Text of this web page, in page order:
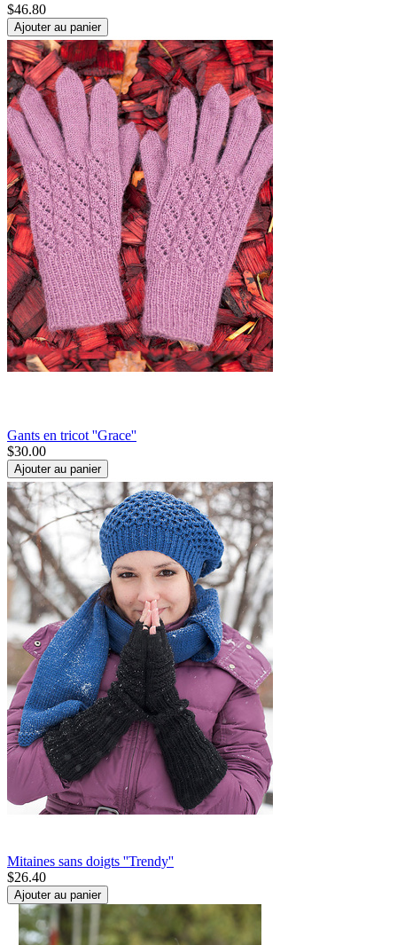
$46.80
Ajouter au panier
Gants en tricot ''Grace''
$30.00
Ajouter au panier
Mitaines sans doigts ''Trendy''
$26.40
Ajouter au panier